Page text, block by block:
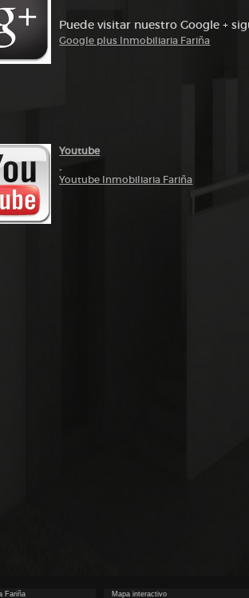
Puede visitar nuestro Google +
Google plus Inmobiliaria Fariña
Youtube
Youtube Inmobiliaria Fariña
Fariña Mapa interactivo